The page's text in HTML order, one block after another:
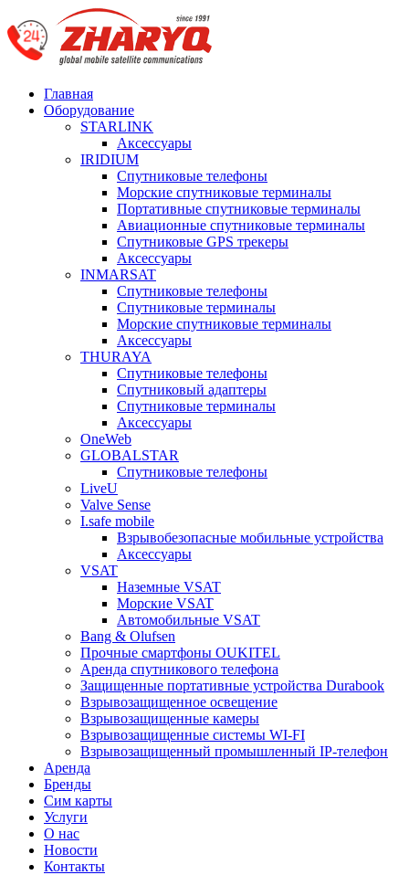
Главная
Оборудование
STARLINK
Аксессуары
IRIDIUM
Спутниковые телефоны
Морские спутниковые терминалы
Портативные спутниковые терминалы
Авиационные спутниковые терминалы
Спутниковые GPS трекеры
Аксессуары
INMARSAT
Спутниковые телефоны
Спутниковые терминалы
Морские спутниковые терминалы
Аксессуары
THURAYA
Спутниковые телефоны
Спутниковый адаптеры
Спутниковые терминалы
Аксессуары
OneWeb
GLOBALSTAR
Спутниковые телефоны
LiveU
Valve Sense
I.safe mobile
Взрывобезопасные мобильные устройства
Аксессуары
VSAT
Наземные VSAT
Морские VSAT
Автомобильные VSAT
Bang & Olufsen
Прочные смартфоны OUKITEL
Аренда спутникового телефона
Защищенные портативные устройства Durabook
Взрывозащищенное освещение
Взрывозащищенные камеры
Взрывозащищенные системы WI-FI
Взрывозащищенный промышленный IP-телефон
Аренда
Бренды
Сим карты
Услуги
О нас
Новости
Контакты